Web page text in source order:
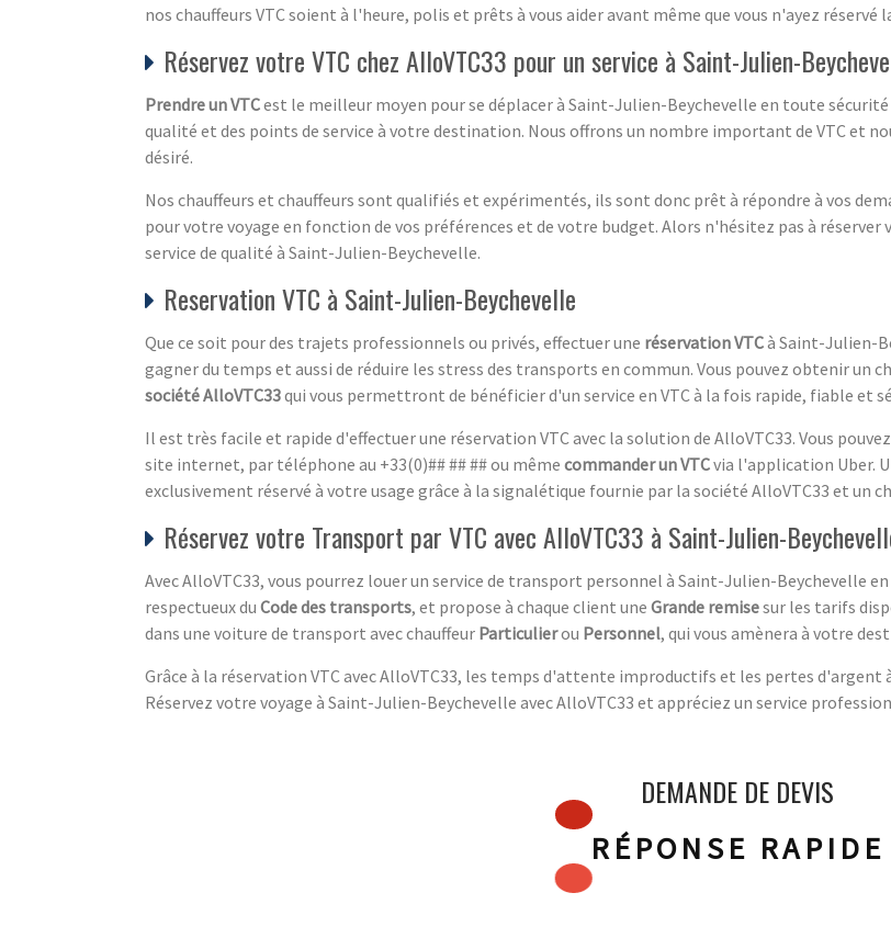
nos chauffeurs VTC soient à l'heure, polis et prêts à vous aider avant même que vous n'ayez réservé
Réservez votre VTC chez AlloVTC33 pour un service à Saint-Julien-
Prendre un VTCest le meilleur moyen pour se déplacer à Saint-Julien-Beychevelle en toute sécurité
qualité et des points de service à votre destination. Nous offrons un nombre important de VTC et
désiré.
Nos chauffeurs et chauffeurs sont qualifiés et expérimentés, ils sont donc prêt à répondre à vos
pour votre voyage en fonction de vos préférences et de votre budget. Alors n'hésitez pas à
service de qualité à Saint-Julien-Beychevelle.
Reservation VTC à Saint-Julien-Beychevelle
Que ce soit pour des trajets professionnels ou privés, effectuer une réservation VTCà Saint-Julien-
gagner du temps et aussi de réduire les stress des transports en commun. Vous pouvez obtenir un
société AlloVTC33qui vous permettront de bénéficier d'un service en VTC à la fois rapide, fiable et
Il est très facile et rapide d'effectuer une réservation VTC avec la solution de AlloVTC33. Vous
site internet, par téléphone au +33(0)## ## ## ou même commander un VTCvia l'application Uber.
exclusivement réservé à votre usage grâce à la signalétique fournie par la société AlloVTC33 et un
Réservez votre Transport par VTC avec AlloVTC33 à Saint-Julien-
Avec AlloVTC33, vous pourrez louer un service de transport personnel à Saint-Julien-Beychevelle
respectueux du Code des transports, et propose à chaque client une Grande remisesur les tarifs
dans une voiture de transport avec chauffeur Particulierou Personnel, qui vous amènera à votre
Grâce à la réservation VTC avec AlloVTC33, les temps d'attente improductifs et les pertes d'argent
Réservez votre voyage à Saint-Julien-Beychevelle avec AlloVTC33 et appréciez un service
DEMANDE DE DEVIS
RÉPONSE RAPIDE